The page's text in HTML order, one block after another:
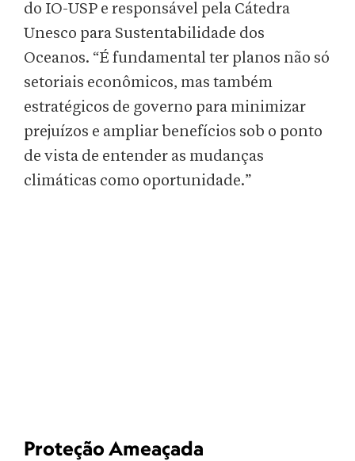
do IO-USP e responsável pela Cátedra
Unesco para Sustentabilidade dos
Oceanos. “É fundamental ter planos não só
setoriais econômicos, mas também
estratégicos de governo para minimizar
prejuízos e ampliar benefícios sob o ponto
de vista de entender as mudanças
climáticas como oportunidade.”
Proteção Ameaçada